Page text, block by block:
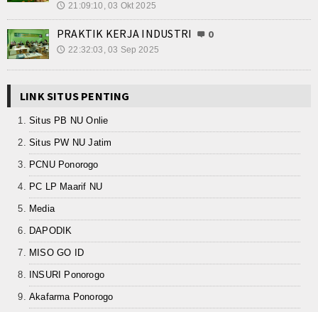
Kalender Pendidikan
Siswa Aktif
Alumni
Foto Kegiatan
Unduh
Agenda
Unit Produksi
🕔 21:09:10, 03 Okt 2025
PRAKTIK KERJA INDUSTRI 0
🕔 22:32:03, 03 Sep 2025
LINK SITUS PENTING
Situs PB NU Onlie
Situs PW NU Jatim
PCNU Ponorogo
PC LP Maarif NU
Media
DAPODIK
MISO GO ID
INSURI Ponorogo
Akafarma Ponorogo